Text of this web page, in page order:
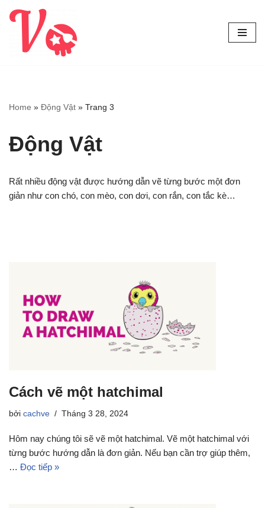
Chuyển
Home » Động Vật » Trang 3
Động Vật
Rất nhiều động vật được hướng dẫn vẽ từng bước một đơn
giản như con chó, con mèo, con dơi, con rắn, con tắc kè…
Cách vẽ một hatchimal
bởi cachve Tháng 3 28, 2024
Hôm nay chúng tôi sẽ vẽ một hatchimal. Vẽ một hatchimal với
từng bước hướng dẫn là đơn giản. Nếu bạn cần trợ giúp thêm,
… Đọc tiếp »